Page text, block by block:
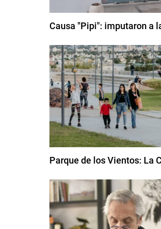
Causa "Pipi": imputaron a
Parque de los Vientos: La